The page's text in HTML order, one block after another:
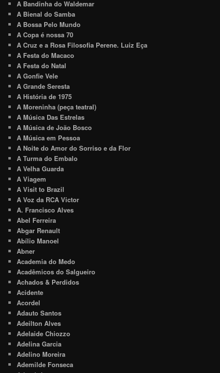
A Bandinha do Waldemar
A Bienal do Samba
A Bossa Pelo Mundo
A Copa é nossa 70
A Cruz e a Rosa Filosofia Perene. Luiz Eça
A Festa do Macaco
A Festa do Natal
A Gonfie Vele
A Grande Seresta
A História de 1975
A Moreninha (peça teatral)
A Música Das Estrelas
A Música de João Bosco
A Música em Pessoa
A Noite do Amor do Sorriso e da Flor
A Turma do Embalo
A Velha Guarda
A Viagem
A Visit to Brazil
A Voz da RCA Victor
A. Francisco Alves
Abel Ferreira
Abgar Renault
Abílio Manoel
Abner
Academia do Medo
Acadêmicos do Salgueiro
Achados & Perdidos
Acidente
Acordel
Adauto Santos
Adeilton Alves
Adelaide Chiozzo
Adelina Garcia
Adelino Moreira
Ademilde Fonseca